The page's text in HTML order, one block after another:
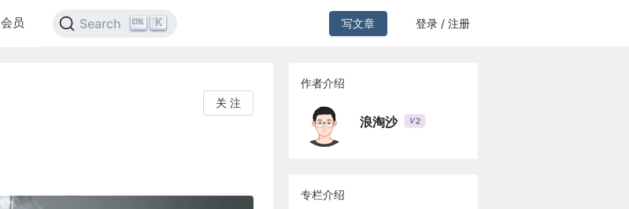
会员 Search K 写文章 登录 / 注册
关 注
作者介绍
浪淘沙 V2
专栏介绍